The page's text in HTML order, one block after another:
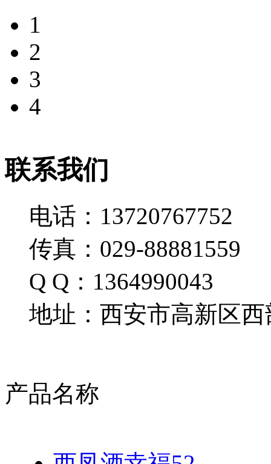
1
2
3
4
联系我们
电话：13720767752
传真：029-88881559
Q Q：1364990043
地址：西安市高新区西
产品名称